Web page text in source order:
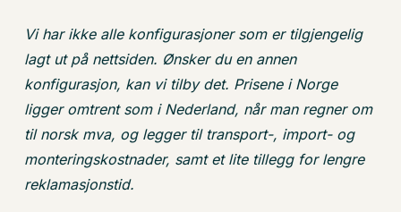
Vi har ikke alle konfigurasjoner som er tilgjengelig
lagt ut på nettsiden. Ønsker du en annen
konfigurasjon, kan vi tilby det. Prisene i Norge
ligger omtrent som i Nederland, når man regner om
til norsk mva, og legger til transport-, import- og
monteringskostnader, samt et lite tillegg for lengre
reklamasjonstid.